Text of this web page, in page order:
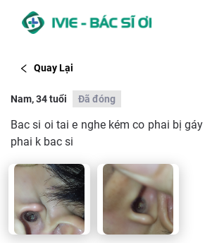
Quay Lại
Nam, 34 tuổi Đã đóng
Bac si oi tai e nghe kém co phai bị
phai k bac si